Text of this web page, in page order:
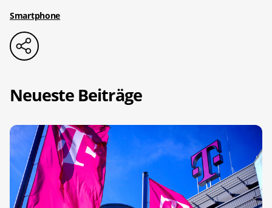
Smartphone
Neueste Beiträge